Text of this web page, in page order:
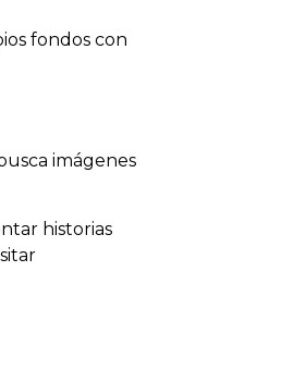
fondos con
imágenes
historias